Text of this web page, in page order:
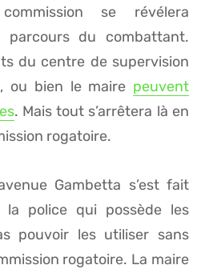
se révélera
parcours du combattant.
du centre de supervision
ou bien le maire peuvent
. Mais tout s’arrêtera là en
rogatoire.
Gambetta s’est fait
police qui possède les
pouvoir les utiliser sans
rogatoire. La maire